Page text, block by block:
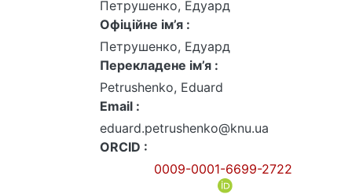
Петрушенко, Едуард
Офіційне ім’я :
Петрушенко, Едуард
Перекладене ім’я :
Petrushenko, Eduard
Email :
eduard.petrushenko@knu.ua
ORCID :
0009-0001-6699-2722